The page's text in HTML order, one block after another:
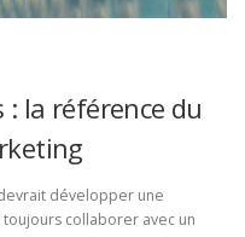
la référence du
développer une
collaborer avec un